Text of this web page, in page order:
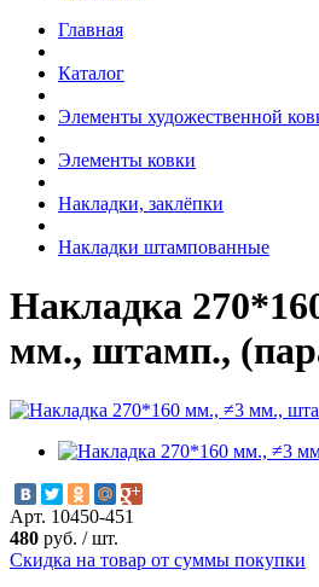
Главная
Каталог
Элементы художественной
Элементы ковки
Накладки, заклёпки
Накладки штампованные
Накладка
мм., штамп.,
Арт. 10450-451
480 руб. /шт.
Скидка на товар от суммы покупки